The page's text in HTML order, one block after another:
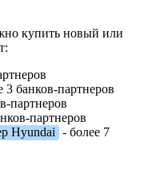
купить новый или
3 банков-партнеров
партнеров
партнеров
Hyundai - более 7